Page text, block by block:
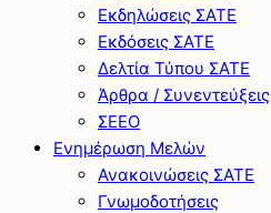
Εκδηλώσεις ΣΑΤΕ
Εκδόσεις ΣΑΤΕ
Δελτία Τύπου ΣΑΤΕ
Άρθρα / Συνεντεύξεις
ΣΕΕΟ
Ενημέρωση Μελών
Ανακοινώσεις ΣΑΤΕ
Γνωμοδοτήσεις